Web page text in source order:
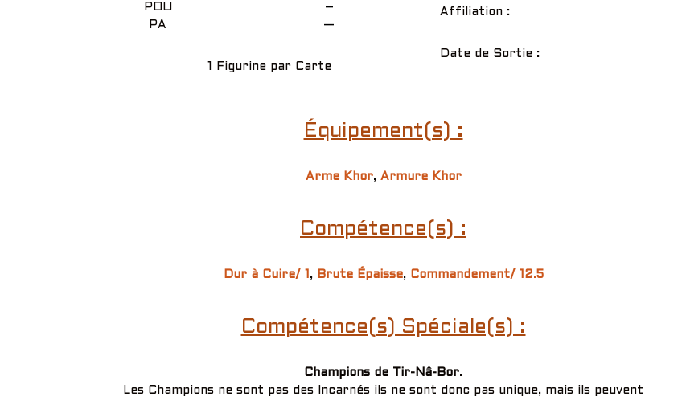
POU
PA
–
—
1 Figurine par Carte
Affiliation :
Date de Sortie :
Équipement(s) :
Arme Khor, Armure Khor
Compétence(s) :
Dur à Cuire/ 1 , Brute Épaisse, Commandement/ 12.5
Compétence(s) Spéciale(s) :
Champions de Tir-Nâ-Bor.
Les Champions ne sont pas des Incarnés ils ne sont donc pas unique, mais ils peuvent